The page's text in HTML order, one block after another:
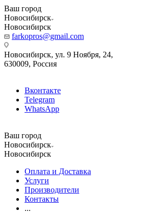
Ваш город
Новосибирск
Новосибирск
farkopros@gmail.com
Новосибирск, ул. 9 Ноября, 24,
630009, Россия
Вконтакте
Telegram
WhatsApp
Ваш город
Новосибирск
Новосибирск
Оплата и Доставка
Услуги
Производители
Контакты
...